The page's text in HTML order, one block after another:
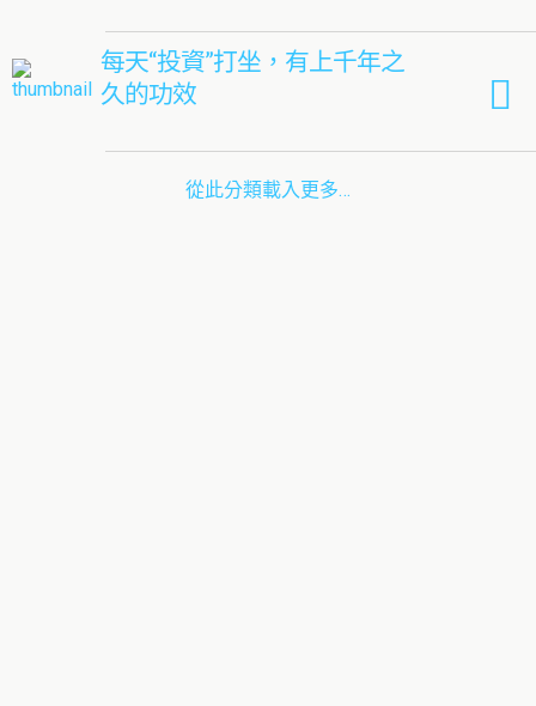
每天“投資”打坐，有上千年之
久的功效
從此分類載入更多…